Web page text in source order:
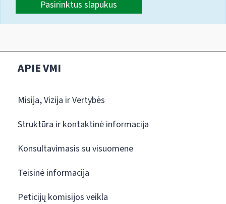
Pasirinktus slapukus
APIE VMI
Misija, Vizija ir Vertybės
Struktūra ir kontaktinė informacija
Konsultavimasis su visuomene
Teisinė informacija
Peticijų komisijos veikla